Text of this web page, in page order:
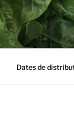
Dates de